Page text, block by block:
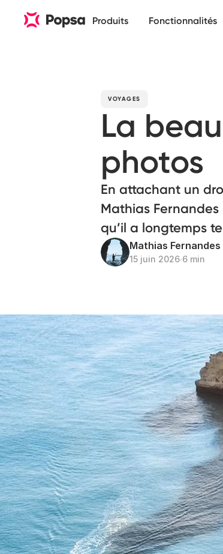
Produits Fonctionnalités
VOYAGES
La
photos
En attachant un
Mathias
qu’il a longtemps
Mathias Fernandes
15 juin 2026∙6 min